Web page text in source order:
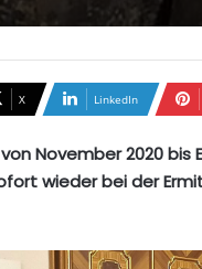
X LinkedIn
November 2020 bis
wieder bei der